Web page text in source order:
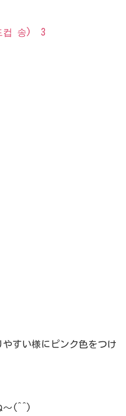
송) 3
すい様にピンク色をつけ
〜(^^)